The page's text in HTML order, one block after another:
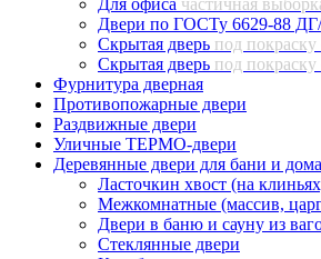
Для офиса частичная
Двери по ГОСТу 6629-88
Скрытая дверь под
Скрытая дверь под
Фурнитура дверная
Противопожарные двери
Раздвижные двери
Уличные ТЕРМО-двери
Деревянные двери для бани и дома
Ласточкин хвост (на
Межкомнатные (массив,
Двери в баню и сауну из
Стеклянные двери